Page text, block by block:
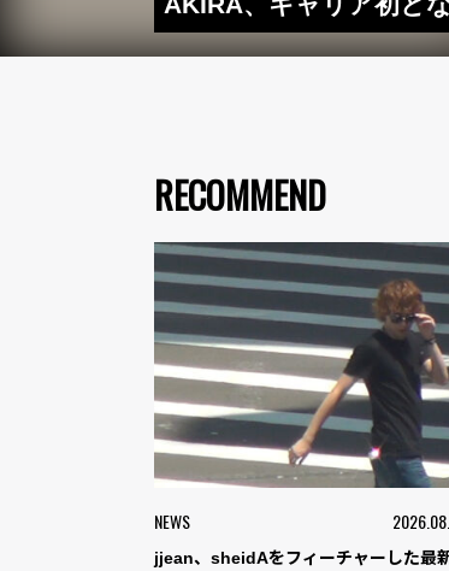
RECOMMEND
NEWS
jjean、sheidAをフィーチャーした最